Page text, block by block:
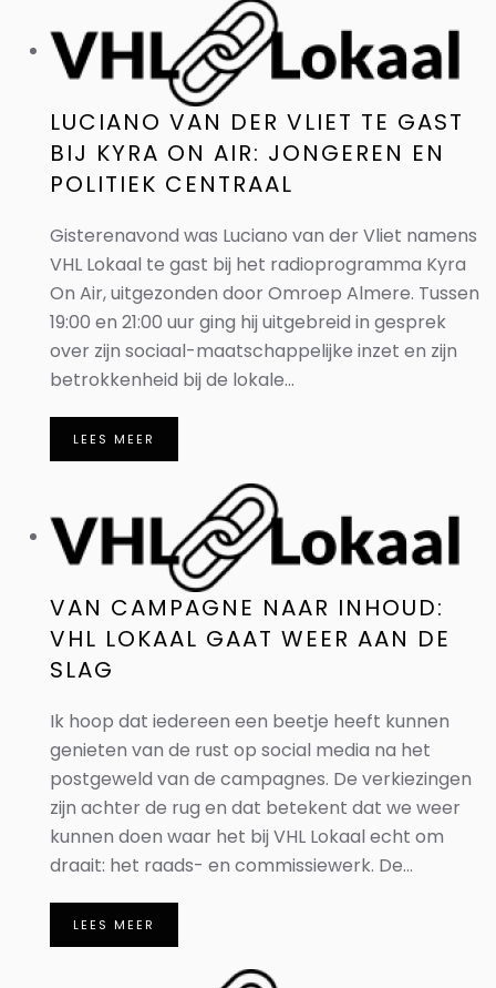
LUCIANO VAN DER VLIET TE GAST
BIJ KYRA ON AIR: JONGEREN EN
POLITIEK CENTRAAL
Gisterenavond was Luciano van der Vliet namens
VHL Lokaal te gast bij het radioprogramma Kyra
On Air, uitgezonden door Omroep Almere. Tussen
19:00 en 21:00 uur ging hij uitgebreid in gesprek
over zijn sociaal-maatschappelijke inzet en zijn
betrokkenheid bij de lokale...
LEES MEER
VAN CAMPAGNE NAAR INHOUD:
VHL LOKAAL GAAT WEER AAN DE
SLAG
Ik hoop dat iedereen een beetje heeft kunnen
genieten van de rust op social media na het
postgeweld van de campagnes. De verkiezingen
zijn achter de rug en dat betekent dat we weer
kunnen doen waar het bij VHL Lokaal echt om
draait: het raads- en commissiewerk. De...
LEES MEER